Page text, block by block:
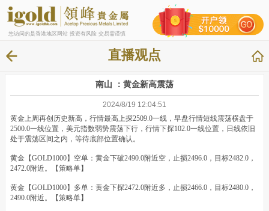
您访问的是香港地区网站 投资有风险 交易需谨慎
直播观点
南山 ：黄金新高震荡
2024/8/19 12:04:51
黄金上周再创历史新高，行情最高上探2509.0一线，早盘行情短线震荡横盘于
2500.0一线位置，美元指数弱势震荡下行，行情下探102.0一线位置，日线依旧
处于震荡区间之内，等待底部位置确认。
黄金【GOLD1000】空单：黄金下破2490.0附近空，止损2496.0，目标2482.0，
2472.0附近。
【策略单】
黄金【GOLD1000】多单：黄金下探2472.0附近多，止损2466.0，目标2480.0，
2490.0附近。
【策略单】